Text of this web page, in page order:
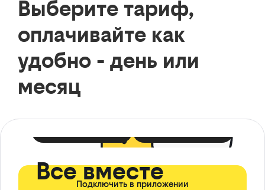
Выберите тариф,
оплачивайте как
удобно - день или
месяц
Все вместе
Подключить в приложении